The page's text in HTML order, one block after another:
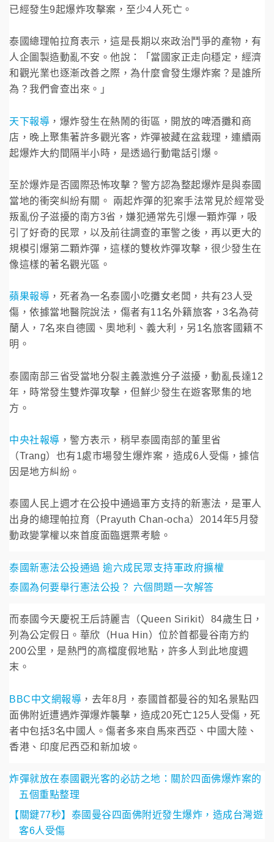
已經發生9起爆炸攻擊案，至少4人死亡。
泰國總理帕拉育表示，這是長期以來政治鬥爭的產物，有
人企圖製造動亂不安。他說：「當國家正走向穩定，經濟
和觀光業也逐漸改善之際，為什麼會發生爆炸案？是誰所
為？我們會查出來。」
天下報導 ，爆炸發生在熱鬧的街區，開放的啤酒攤和商
店，晚上聚集著許多觀光客，炸彈被藏在盆栽理，連續兩
起爆炸大約間隔半小時，是透過行動電話引爆。
至於爆炸是否國際恐怖攻擊？警方認為整起爆炸是與泰國
當地的衝突糾紛有關。 兩起炸彈的犯案手法常見於經常受
叛亂份子滋擾的南方3省，嫌犯通常先引爆一顆炸彈，吸
引了好奇的民眾，以及前往調查的軍警之後，再以更大的
規模引爆第二顆炸彈，這樣的雙枚炸彈攻擊，很少發生在
像這樣的著名觀光區。
蘋果報導 ，死者為一名泰國小吃攤女老闆，共有23人受
傷，依據當地醫院說法，傷者有11名外籍旅客，3名為荷
蘭人，7名來自德國、奧地利、義大利，另1名旅客國籍不
明。
泰國南部三省受當地分裂主義激進分子滋擾，動亂長達12
年，時常發生雙炸彈攻擊，但鮮少發生在遊客聚集的地
方。
中央社報導 ，警方表示，稍早泰國南部的董里省
（Trang）也有1處市場發生爆炸案，造成6人受傷，據信
因是地方糾紛。
泰國人民上週才在公投中通過軍方支持的新憲法，是軍人
出身的總理帕拉育（Prayuth Chan-ocha）2014年5月發
動政變掌權以來首度面臨選票考驗。
泰國新憲法公投通過 逾六成民眾支持軍政府擴權
泰國為何要舉行憲法公投？ 六個問題一次解答
而泰國今天慶祝王后詩麗吉（Queen Sirikit）84歲生日，
列為公定假日。華欣（Hua Hin）位於首都曼谷南方約
200公里，是熱門的高檔度假地點，許多人到此地度週
末。
BBC中文網報導 ，去年8月，泰國首都曼谷的知名景點四
面佛附近遭遇炸彈爆炸襲擊，造成20死亡125人受傷，死
者中包括3名中國人。傷者多來自馬來西亞、中國大陸、
香港、印度尼西亞和新加坡。
炸彈就放在泰國觀光客的必訪之地：關於四面佛爆炸案的
五個重點整理
【關鍵77秒】泰國曼谷四面佛附近發生爆炸，造成台灣遊
客6人受傷